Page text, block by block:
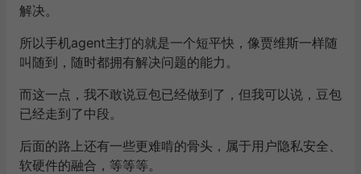
解决。
所以手机agent主打的就是一个短平快，像贾维斯一样随
叫随到，随时都拥有解决问题的能力。
而这一点，我不敢说豆包已经做到了，但我可以说，豆包
已经走到了中段。
后面的路上还有一些更难啃的骨头，属于用户隐私安全、
软硬件的融合，等等等。